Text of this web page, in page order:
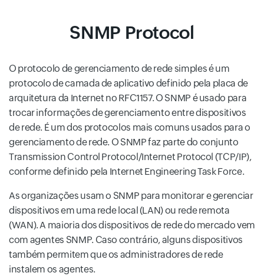
SNMP Protocol
O protocolo de gerenciamento de rede simples é um
protocolo de camada de aplicativo definido pela placa de
arquitetura da Internet no RFC1157. O SNMP é usado para
trocar informações de gerenciamento entre dispositivos
de rede. É um dos protocolos mais comuns usados para o
gerenciamento de rede. O SNMP faz parte do conjunto
Transmission Control Protocol/Internet Protocol (TCP/IP),
conforme definido pela Internet Engineering Task Force.
As organizações usam o SNMP para monitorar e gerenciar
dispositivos em uma rede local (LAN) ou rede remota
(WAN). A maioria dos dispositivos de rede do mercado vem
com agentes SNMP. Caso contrário, alguns dispositivos
também permitem que os administradores de rede
instalem os agentes.